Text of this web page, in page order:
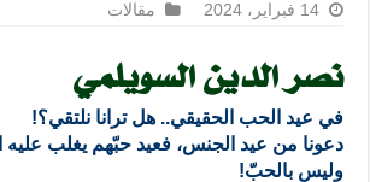
14 فبراير، 2024 مقالات
نصر الدين السويلمي
في عيد الحب الحقيقي.. هل ترانا نلتقي؟!
دعونا من عيد الجنس، فعيد حبّهم يغلب عليه
وليس بالحبّ!